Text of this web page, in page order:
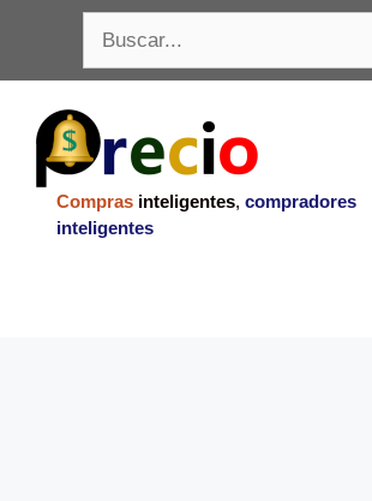
contenido
Compras inteligentes, compradores
inteligentes